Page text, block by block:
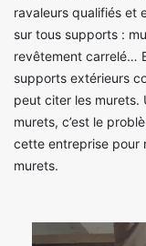
ravaleurs qualifiés et
sur tous supports :
revêtement carrelé…
supports extérieurs
peut citer les murets.
murets, c’est le
cette entreprise pour
murets.